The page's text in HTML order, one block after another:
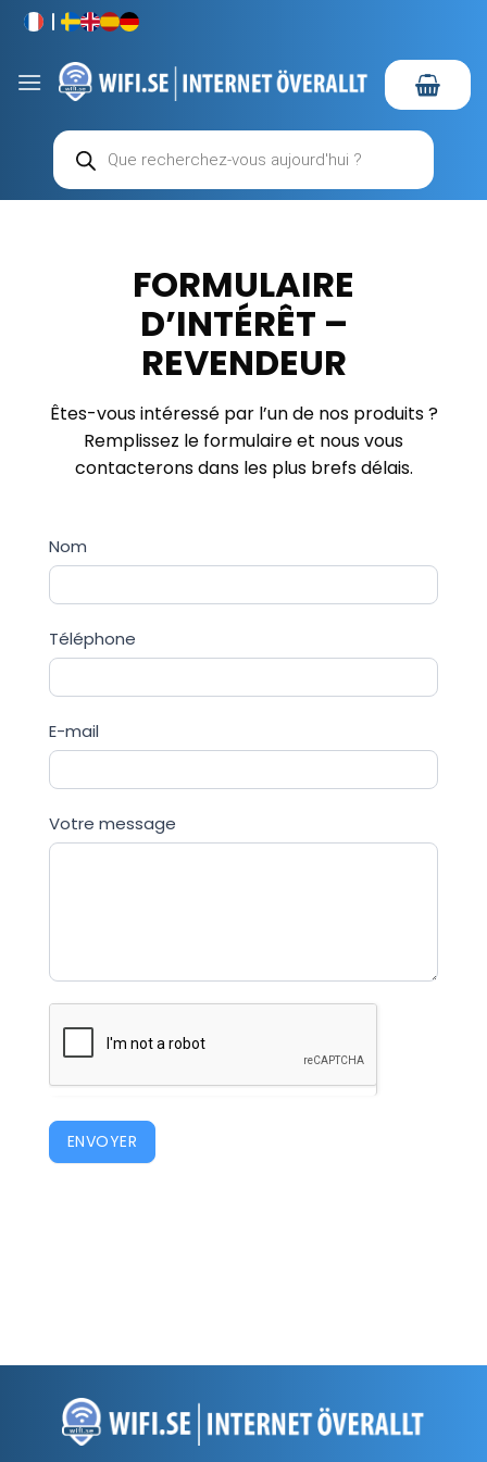
Passer
contenu
Recherche
de
produits
FORMULAIRE
D’INTÉRÊT –
REVENDEUR
Êtes-vous intéressé par l’un de nos produits ?
Remplissez le formulaire et nous vous
contacterons dans les plus brefs délais.
ÅTERFÖRSÄLJAR
Nom
Téléphone
E-mail
Votre message
ENVOYER